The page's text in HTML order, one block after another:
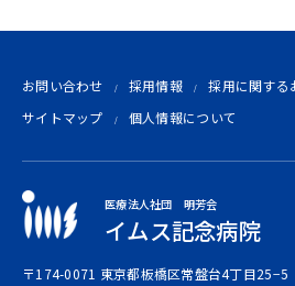
お問い合わせ 採用情報
採用に関する
サイトマップ
個人情報について
医療法人社団 明芳会
イムス記念病院
〒174-0071 東京都板橋区常盤台4丁目25−5